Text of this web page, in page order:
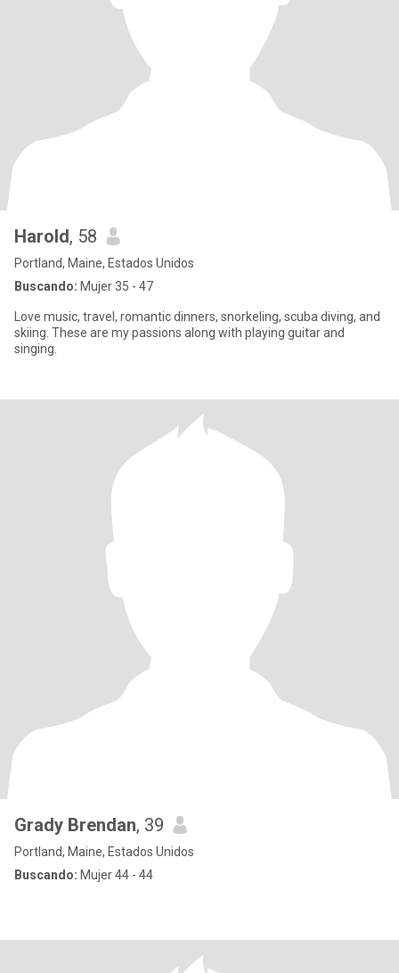
Harold, 58
Portland, Maine, Estados Unidos
Buscando: Mujer 35 - 47
Love music, travel, romantic dinners, snorkeling, scuba diving, and
skiing. These are my passions along with playing guitar and
singing.
Grady Brendan, 39
Portland, Maine, Estados Unidos
Buscando: Mujer 44 - 44